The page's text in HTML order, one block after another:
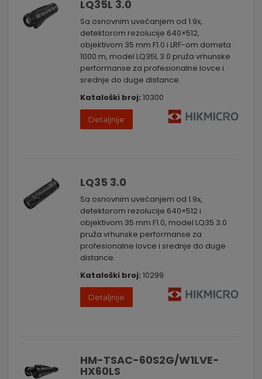
lovačkog tima uz pomoć naše radio opreme. Ovo je ključno za
koordinaciju akcija, deljenje informacija o kretanju divljači i
poboljšanje bezbednosti tokom lova.
Sa našom opremom za osmatranje u lovu, svaki izlazak u
prirodu postaje prilika za nezaboravna iskustva i uspešan lov.
Kontaktirajte nas danas kako biste saznali više o našem
asortimanu i odabrali pravu opremu za vaše potrebe. Vaša
avantura u prirodi počinje ovde.
LQ35L 3.0
Sa osnovnim uvećanjem od 1.9x,
detektorom rezolucije 640×512,
objektivom 35 mm F1.0 i LRF-om dometa
1000 m, model LQ35L 3.0 pruža vrhunske
performanse za profesionalne lovce i
srednje do duge distance.
Kataloški broj: 10300
Detaljnije
LQ35 3.0
Sa osnovnim uvećanjem od 1.9x,
detektorom rezolucije 640×512 i
objektivom 35 mm F1.0, model LQ35 3.0
pruža vrhunske performanse za
profesionalne lovce i srednje do duge
distance.
Kataloški broj: 10299
Detaljnije
HM-TSAC-60S2G/W1LVE-
HX60LS